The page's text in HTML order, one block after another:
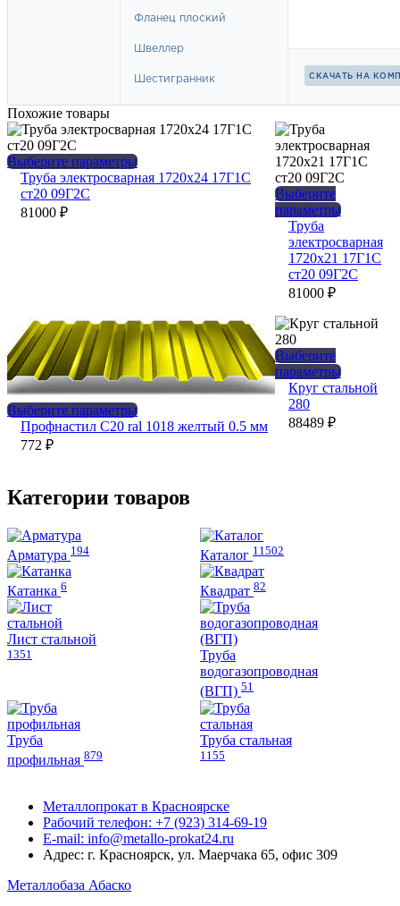
Похожие товары
Выберите параметрыЭтот
товар
товара.
Труба электросварная 1720х24 17Г1С
ст20 09Г2С
81000 ₽
Выберите
параметрыЭтот
имеет
несколько
выбрать
товара.
Труба
электросварная
1720х21 17Г1С
ст20 09Г2С
81000 ₽
Выберите параметрыЭтот
товар
можно
Профнастил С20 ral 1018 желтый 0.5 мм
772 ₽
Выберите
параметрыЭтот
товар
Круг стальной
280
88489 ₽
Категории товаров
Арматура 194 Каталог 11502
Катанка 6 Квадрат 82
Лист стальной
1351
Труба
водогазопроводная
(ВГП) 51
Труба
профильная 879
Труба стальная
1155
Металлопрокат в Красноярске
Рабочий телефон: +7 (923) 314-69-19
E-mail: info@metallo-prokat24.ru
Адрес: г. Красноярск, ул. Маерчака 65, офис 309
Металлобаза Абаско